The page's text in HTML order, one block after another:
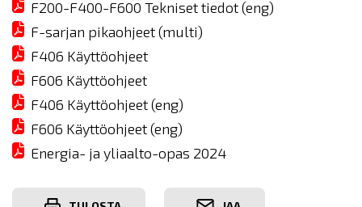
F200-F400-F600 Tekniset tiedot (eng)
F-sarjan pikaohjeet (multi)
F406 Käyttöohjeet
F606 Käyttöohjeet
F406 Käyttöohjeet (eng)
F606 Käyttöohjeet (eng)
Energia- ja yliaalto-opas 2024